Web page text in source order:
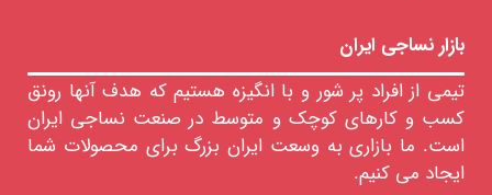
ضد
کف
سیلیکونی
رنگرزی
چاپ
تکمیل
بازار نساجی ایران
تیمی از افراد پر شور و با انگیزه هستیم که هدف آنها رونق
کسب و کارهای کوچک و متوسط در صنعت نساجی ایران
است. ما بازاری به وسعت ایران بزرگ برای محصولات شما
ایجاد می کنیم.